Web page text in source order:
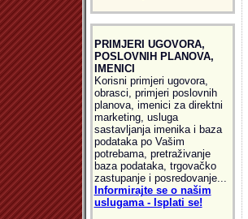
PRIMJERI UGOVORA,
POSLOVNIH PLANOVA,
IMENICI
Korisni primjeri ugovora,
obrasci, primjeri poslovnih
planova, imenici za direktni
marketing, usluga
sastavljanja imenika i baza
podataka po Vašim
potrebama, pretraživanje
baza podataka, trgovačko
zastupanje i posredovanje...
Informirajte se o našim
uslugama - Isplati se!